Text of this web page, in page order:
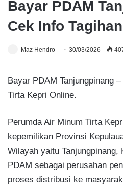
Bayar PDAM
Cek Info
Maz Hendro 30/03/2026
Bayar PDAM Tanjungpinang
Tirta Kepri Online.
Perumda Air Minum Tirta
kepemilikan Provinsi
Wilayah yaitu Tanjungpinang,
PDAM sebagai perusahan
proses distribusi ke